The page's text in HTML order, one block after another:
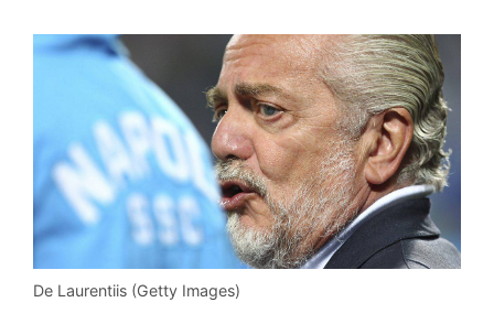
De Laurentiis (Getty Images)